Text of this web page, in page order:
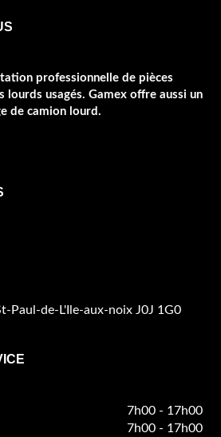
professionnelle de pièces
lourds usagés. Gamex offre aussi un
de camion lourd.
Paul-de-L'Ile-aux-noix J0J 1G0
7h00 - 17h00
7h00 - 17h00